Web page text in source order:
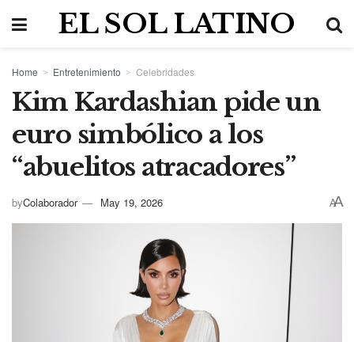
EL SOL LATINO
Home Entretenimiento Celebridades
Kim Kardashian pide un
euro simbólico a los
“abuelitos atracadores”
byColaborador May 19, 2026 AA